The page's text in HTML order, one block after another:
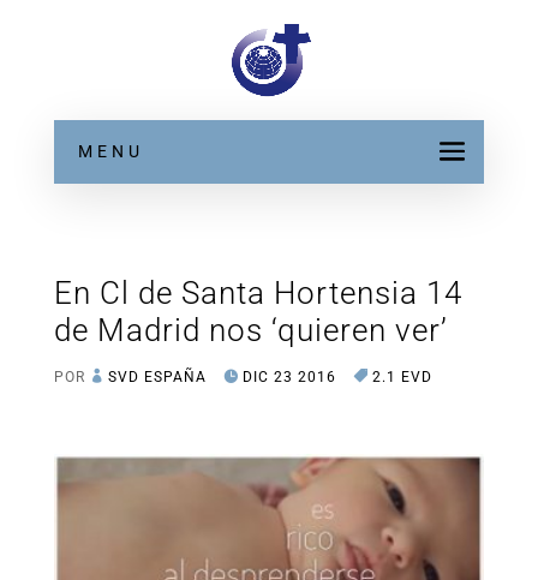
MENU
En Cl de Santa Hortensia 14
de Madrid nos ‘quieren ver’
POR SVD ESPAÑA DIC 23 2016 2.1 EVD